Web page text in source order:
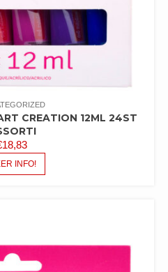
CREATION 12ML 24ST
18,83
INFO!